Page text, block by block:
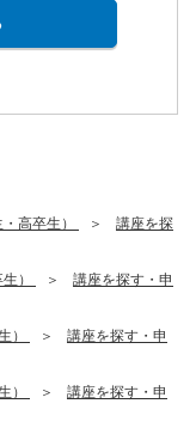
高卒生）
講座を探
）
講座を探す・申
）
講座を探す・申
）
講座を探す・申